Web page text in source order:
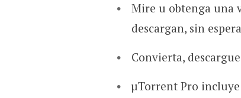
Mire u obtenga una
descargan, sin
Convierta,
µTorrent Pro